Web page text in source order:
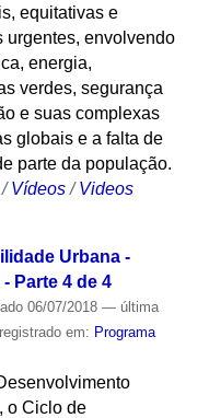
equitativas e
urgentes, envolvendo
energia,
verdes, segurança
e suas complexas
globais e a falta de
parte da população.
/Vídeos /Videos
Urbana -
Parte 4 de 4
06/07/2018 — última
em: Programa
o Ciclo de